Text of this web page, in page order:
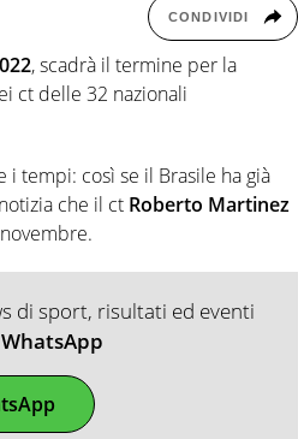
CONDIVIDI
, scadrà il termine per la
ct delle 32 nazionali
i tempi: così se il Brasile ha già
che il ct Roberto Martinez
di sport, risultati ed eventi
WhatsApp